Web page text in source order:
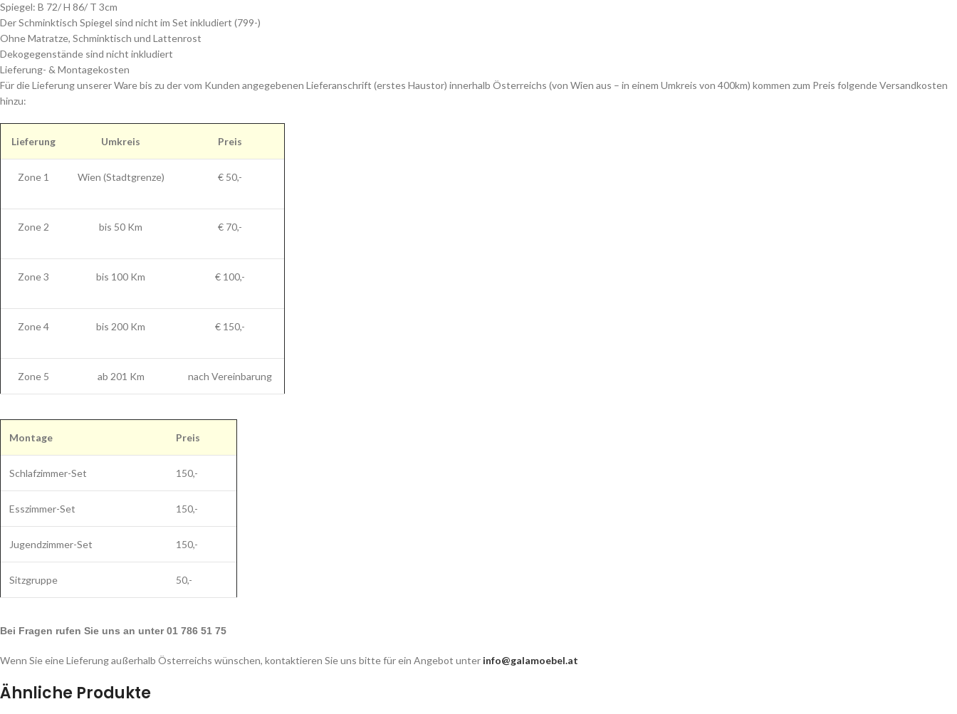
Spiegel: B 72/ H 86/ T 3cm
Der Schminktisch Spiegel sind nicht im Set inkludiert (799-)
Ohne Matratze, Schminktisch und Lattenrost
Dekogegenstände sind nicht inkludiert
Lieferung- & Montagekosten
Für die Lieferung unserer Ware bis zu der vom Kunden angegebenen Lieferanschrift (erstes Haustor) innerhalb Österreichs (von Wien aus – in einem Umkreis von 400km) kommen zum Preis folgende Versandkosten
hinzu:
Lieferung Umkreis Preis
Zone 1 Wien (Stadtgrenze) € 50,-
Zone 2 bis 50 Km € 70,-
Zone 3 bis 100 Km € 100,-
Zone 4 bis 200 Km € 150,-
Zone 5 ab 201 Km nach Vereinbarung
Montage Preis
Schlafzimmer-Set 150,-
Esszimmer-Set 150,-
Jugendzimmer-Set 150,-
Sitzgruppe 50,-
Bei Fragen rufen Sie uns an unter 01 786 51 75
Wenn Sie eine Lieferung außerhalb Österreichs wünschen, kontaktieren Sie uns bitte für ein Angebot unter info@galamoebel.at
Ähnliche Produkte